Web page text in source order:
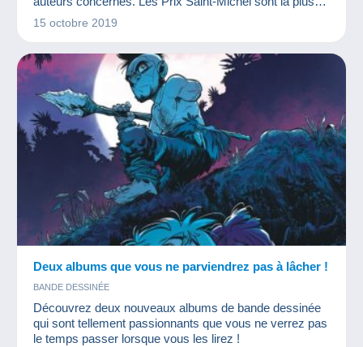
ancienne distinction de la Bande Dessinée en Europe.
15 octobre 2019
Deux albums que vous ne parviendrez pas à lâcher !
BANDE DESSINÉE
Découvrez deux nouveaux albums de bande dessinée
qui sont tellement passionnants que vous ne verrez pas
le temps passer lorsque vous les lirez !